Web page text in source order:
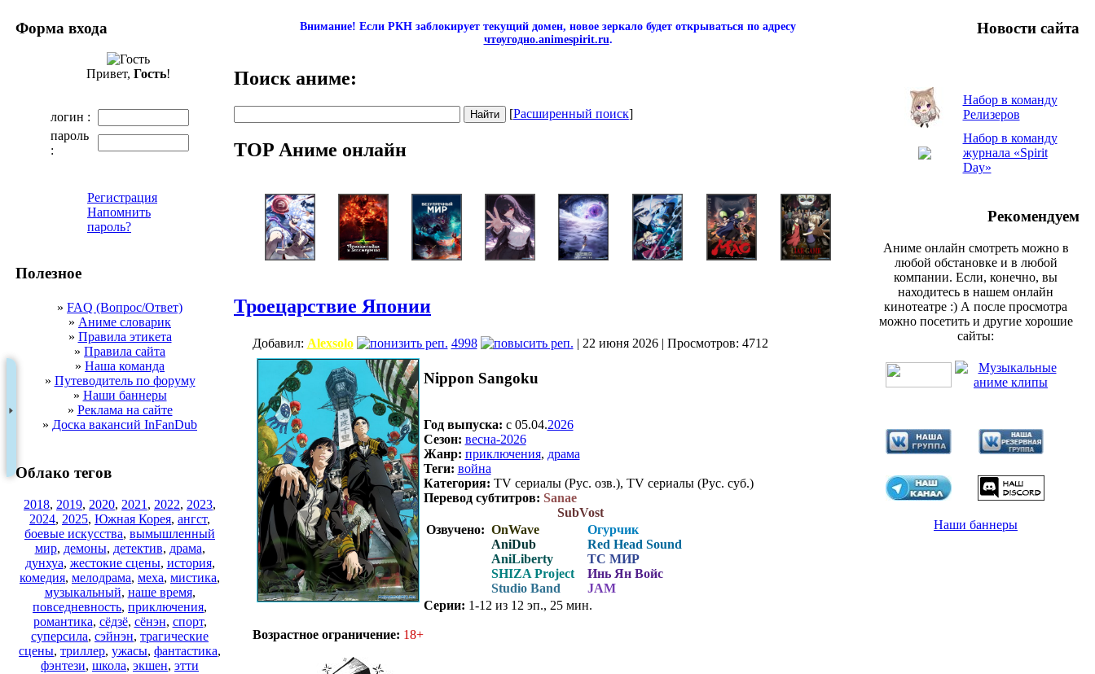
Форма входа
Привет, Гость!
логин :
пароль
:
Регистрация
Напомнить
пароль?
Полезное
» FAQ (Вопрос/Ответ)
» Аниме словарик
» Правила этикета
» Правила сайта
» Наша команда
» Путеводитель по форуму
» Наши баннеры
» Реклама на сайте
» Доска вакансий InFanDub
Облако тегов
2018, 2019, 2020, 2021 , 2022, 2023,
2024, 2025, Южная Корея, ангст,
боевые искусства, вымышленный
мир, демоны, детектив, драма,
дунхуа, жестокие сцены, история,
комедия, мелодрама, меха, мистика,
музыкальный, наше время,
повседневность, приключения,
романтика, сёдзё, сёнэн, спорт,
суперсила, сэйнэн, трагические
сцены, триллер, ужасы, фантастика,
фэнтези, школа, экшен, этти
Внимание! Если РКН заблокирует текущий домен, новое зеркало будет открываться по адресу
чтоугодно.animespirit.ru.
Поиск аниме:
[Расширенный поиск]
TOP Аниме онлайн
Троецарствие Японии
Добавил: Alexsolo 4998 | 22 июня 2026 | Просмотров: 4712
Nippon Sangoku
Год выпуска: c 05.04.2026
Сезон: весна-2026
Жанр: приключения, драма
Теги: война
Категория: TV сериалы (Рус. озв.), TV сериалы (Рус. суб.)
Перевод субтитров: Sanae
SubVost
Озвучено: OnWave
AniDub
AniLiberty
SHIZA Project
Studio Band
Огурчик
Red Head Sound
ТС МИР
Инь Ян Войс
JAM
Серии: 1-12 из 12 эп., 25 мин.
Возрастное ограничение: 18+
Новости сайта
Набор в команду
Релизеров
Набор в команду
журнала «Spirit
Day»
Рекомендуем
Аниме онлайн смотреть можно в
любой обстановке и в любой
компании. Если, конечно, вы
находитесь в нашем онлайн
кинотеатре :) А после просмотра
можно посетить и другие хорошие
сайты:
Наши баннеры